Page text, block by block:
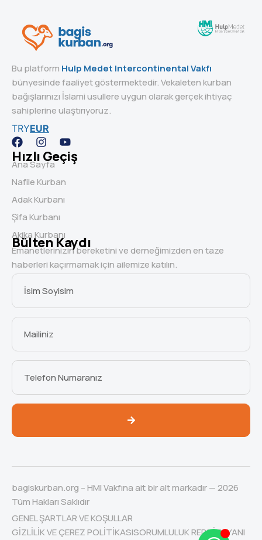
Bu platform Hulp Medet Intercontinental Vakfı
bünyesinde faaliyet göstermektedir. Vekaleten kurban
bağışlarınızı İslami usullere uygun olarak gerçek ihtiyaç
sahiplerine ulaştırıyoruz.
TRYEUR
Hızlı Geçiş
Ana Sayfa
Nafile Kurban
Adak Kurbanı
Şifa Kurbanı
Akika Kurbanı
Bülten Kaydı
Emanetlerinizin bereketini ve derneğimizden en taze
haberleri kaçırmamak için ailemize katılın.
bagiskurban.org – HMI Vakfına ait bir alt markadır — 2026
Tüm Hakları Saklıdır
GENEL ŞARTLAR VE KOŞULLAR
GIZLILIK VE ÇEREZ POLITIKASISORUMLULUK REDDI BEYANI